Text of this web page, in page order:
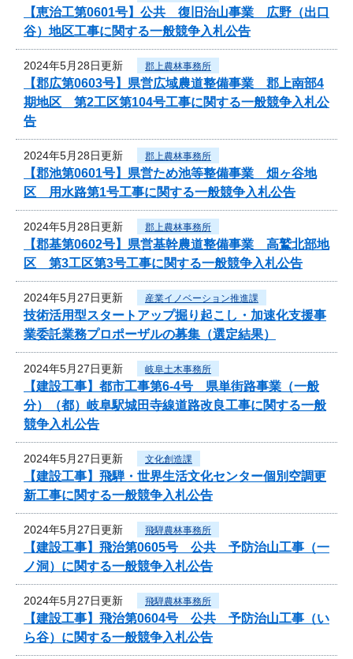
【恵治工第0601号】公共 復旧治山事業 広野（出口
谷）地区工事に関する一般競争入札公告
2024年5月28日更新 郡上農林事務所
【郡広第0603号】県営広域農道整備事業 郡上南部4
期地区 第2工区第104号工事に関する一般競争入札公
告
2024年5月28日更新 郡上農林事務所
【郡池第0601号】県営ため池等整備事業 畑ヶ谷地
区 用水路第1号工事に関する一般競争入札公告
2024年5月28日更新 郡上農林事務所
【郡基第0602号】県営基幹農道整備事業 高鷲北部地
区 第3工区第3号工事に関する一般競争入札公告
2024年5月27日更新 産業イノベーション推進課
技術活用型スタートアップ掘り起こし・加速化支援事
業委託業務プロポーザルの募集（選定結果）
2024年5月27日更新 岐阜土木事務所
【建設工事】都市工事第6-4号 県単街路事業（一般
分）（都）岐阜駅城田寺線道路改良工事に関する一般
競争入札公告
2024年5月27日更新 文化創造課
【建設工事】飛騨・世界生活文化センター個別空調更
新工事に関する一般競争入札公告
2024年5月27日更新 飛騨農林事務所
【建設工事】飛治第0605号 公共 予防治山工事（一
ノ洞）に関する一般競争入札公告
2024年5月27日更新 飛騨農林事務所
【建設工事】飛治第0604号 公共 予防治山工事（い
ら谷）に関する一般競争入札公告